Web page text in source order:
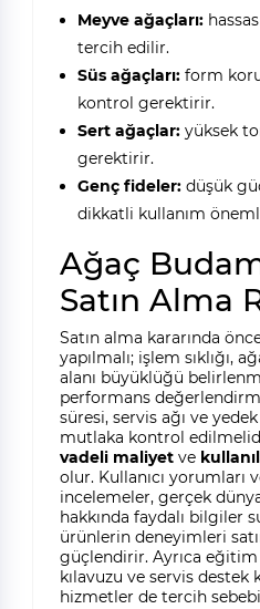
Meyve ağaçları:
tercih edilir.
Süs ağaçları:form
kontrol gerektirir.
Sert ağaçlar:yüksek
gerektirir.
Genç fideler:düşük
dikkatli kullanım
Ağaç
Satın Alma
Satın alma kararında
yapılmalı; işlem sıklığı,
alanı büyüklüğü
performans
süresi, servis ağı ve
mutlaka kontrol
vadeli maliyetve
olur. Kullanıcı yorumları
incelemeler, gerçek
hakkında faydalı bilgiler
ürünlerin deneyimleri
güçlendirir. Ayrıca
kılavuzu ve servis destek
hizmetler de tercih